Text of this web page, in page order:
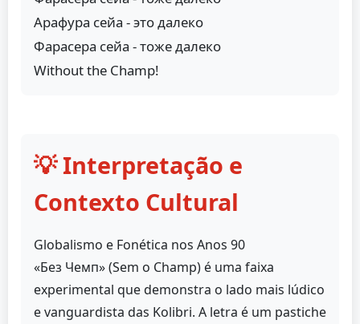
Арафура сейа - это далеко
Фарасера сейа - тоже далеко
Without the Champ!
💡 Interpretação e
Contexto Cultural
Globalismo e Fonética nos Anos 90
«Без Чемп» (Sem o Champ) é uma faixa
experimental que demonstra o lado mais lúdico
e vanguardista das Kolibri. A letra é um pastiche